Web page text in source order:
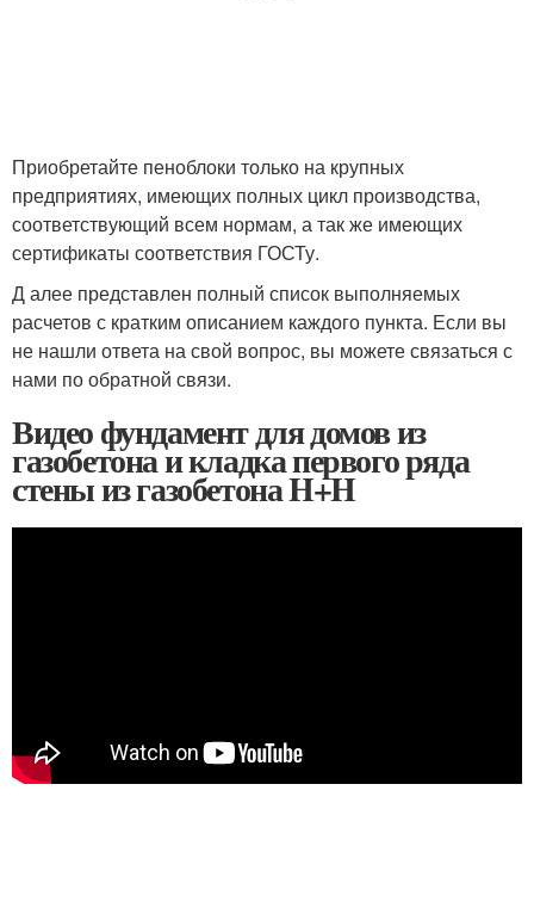
Приобретайте пеноблоки только на крупных
предприятиях, имеющих полных цикл производства,
соответствующий всем нормам, а так же имеющих
сертификаты соответствия ГОСТу.
Д алее представлен полный список выполняемых
расчетов с кратким описанием каждого пункта. Если вы
не нашли ответа на свой вопрос, вы можете связаться с
нами по обратной связи.
Видео фундамент для домов из
газобетона и кладка первого ряда
стены из газобетона H+H